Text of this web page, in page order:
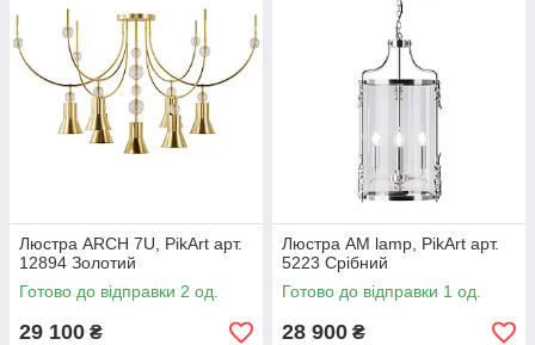
Люстра ARCH 7U, PikArt арт.
12894 Золотий
Готово до відправки 2 од.
29 100 ₴
Люстра AM lamp, PikArt арт.
5223 Срібний
Готово до відправки 1 од.
28 900 ₴